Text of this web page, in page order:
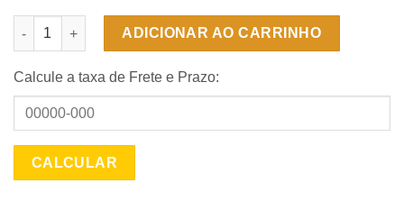
Armário Aéreo 2 Portas com 0,67m - Preto - EJ Móveis
ADICIONAR AO CARRINHO
Calcule a taxa de Frete e Prazo: